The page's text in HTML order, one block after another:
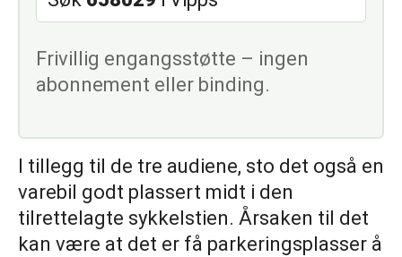
Frivillig engangsstøtte – ingen
abonnement eller binding.
I tillegg til de tre audiene, sto det også en
varebil godt plassert midt i den
tilrettelagte sykkelstien. Årsaken til det
kan være at det er få parkeringsplasser å